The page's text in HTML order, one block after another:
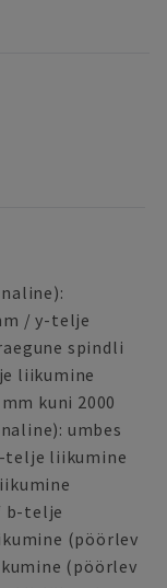
/ y-telje
spindli
liikumine
kuni 2000
umbes
telje liikumine
b-telje
(pöörlev
(pöörlev